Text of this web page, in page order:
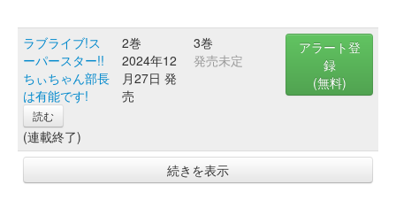
ラブライブ!ス
ーパースター!!
ちぃちゃん部長
は有能です!
読む
(連載終了)
2巻
2024年12
月27日 発
売
3巻
発売未定
アラート登
録
(無料)
続きを表示